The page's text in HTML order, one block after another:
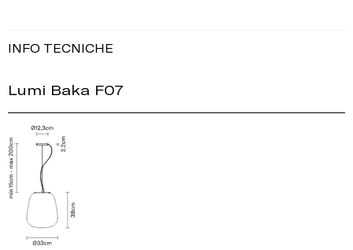
INFO TECNICHE
Lumi Baka F07